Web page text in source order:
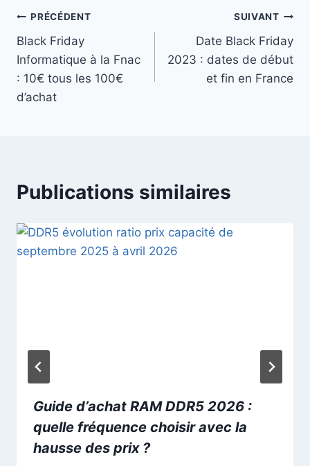
Navigation
de
l’article
PRÉCÉDENT
Black Friday
Informatique à la Fnac
: 10€ tous les 100€
d’achat
SUIVANT
Date Black Friday
2023 : dates de début
et fin en France
Publications similaires
Guide d’achat RAM DDR5 2026 :
quelle fréquence choisir avec la
hausse des prix ?